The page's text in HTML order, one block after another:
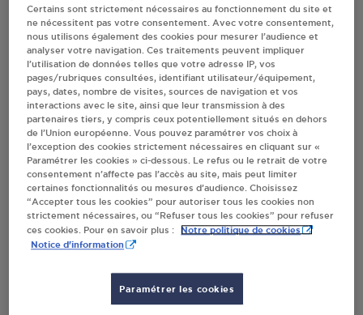
Villes
JARDINERIES MONPLAISIR SA MONTENDRE
GAMM VERT
22 ROUTE DE JONZAC
17130MONTENDRE
S'Y RENDRE
DISTRIBUTEUR AUTOMATIQUE 24/24
SYSTÈME U MONTENDRE
AVENUE DE LA REPUBLIQUE
MONTENDRE
Certains sont strictement nécessaires au fonctionnement du site et
ne nécessitent pas votre consentement. Avec votre consentement,
nous utilisons également des cookies pour mesurer l’audience et
analyser votre navigation. Ces traitements peuvent impliquer
l’utilisation de données telles que votre adresse IP, vos
pages/rubriques consultées, identifiant utilisateur/équipement,
pays, dates, nombre de visites, sources de navigation et vos
interactions avec le site, ainsi que leur transmission à des
partenaires tiers, y compris ceux potentiellement situés en dehors
de l’Union européenne. Vous pouvez paramétrer vos choix à
l’exception des cookies strictement nécessaires en cliquant sur «
Paramétrer les cookies » ci-dessous. Le refus ou le retrait de votre
consentement n’affecte pas l’accès au site, mais peut limiter
certaines fonctionnalités ou mesures d’audience. Choisissez
“Accepter tous les cookies” pour autoriser tous les cookies non
strictement nécessaires, ou “Refuser tous les cookies” pour refuser
ces cookies. Pour en savoir plus :
Notre politique de cookies
Notice d'information
Paramétrer les cookies